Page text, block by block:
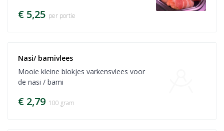
€ 5,25 per portie
Nasi/ bamivlees
Mooie kleine blokjes varkensvlees voor
de nasi / bami
€ 2,79 100 gram